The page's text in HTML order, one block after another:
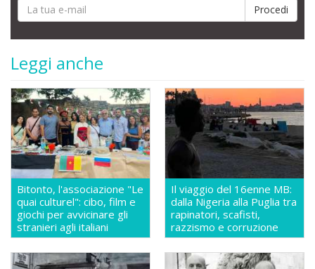
Leggi anche
Bitonto, l'associazione "Le
quai culturel": cibo, film e
giochi per avvicinare gli
stranieri agli italiani
Il viaggio del 16enne MB:
dalla Nigeria alla Puglia tra
rapinatori, scafisti,
razzismo e corruzione